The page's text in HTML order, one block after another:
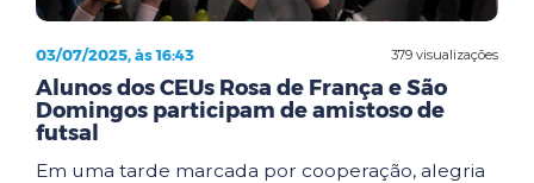
379 visualizações
03/07/2025, às 16:43
Alunos dos CEUs Rosa de França e São
Domingos participam de amistoso de
futsal
Em uma tarde marcada por cooperação, alegria